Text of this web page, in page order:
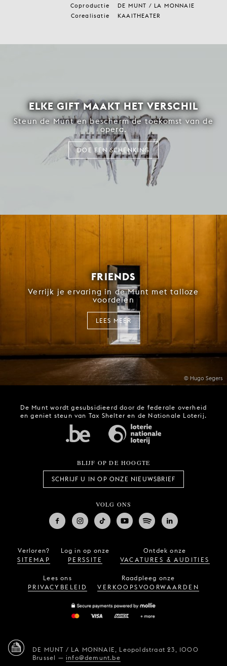
Coproductie
DE MUNT / LA MONNAIE
Corealisatie
KAAITHEATER
ELKE GIFT MAAKT HET VERSCHIL
Steun de Munt en bescherm de toekomst van de
opera.
DOE EEN SCHENKING
© Hugo Segers
FRIENDS
Verrijk je ervaring in de Munt met talloze
voordelen
LEES MEER
De Munt wordt gesubsidieerd door de federale overheid
en geniet steun van Tax Shelter en de Nationale Loterij.
BLIJF OP DE HOOGTE
SCHRIJF U IN OP ONZE NIEUWSBRIEF
VOLG ONS
Verloren?
SITEMAP
Log in op onze
PERSSITE
Ontdek onze
VACATURES & AUDITIES
Lees ons
PRIVACYBELEID
Raadpleeg onze
VERKOOPSVOORWAARDEN
DE MUNT / LA MONNAIE, Leopoldstraat 23,
1000
Brussel —info@demunt.be